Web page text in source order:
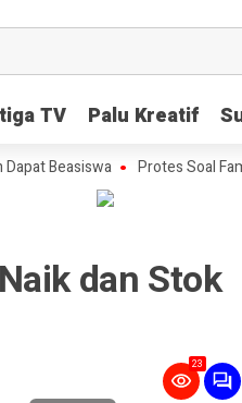
TV Palu Kreatif
TV Palu Kreatif
Beasiswa Protes Soal Family
dan Stok
23